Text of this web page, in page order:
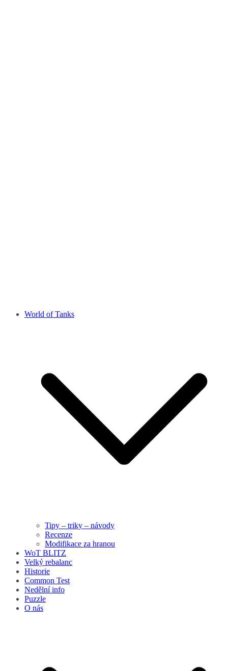
World of Tanks
Tipy – triky – návody
Recenze
Modifikace za hranou
WoT BLITZ
Velký rebalanc
Historie
Common Test
Nedělní info
Puzzle
O nás